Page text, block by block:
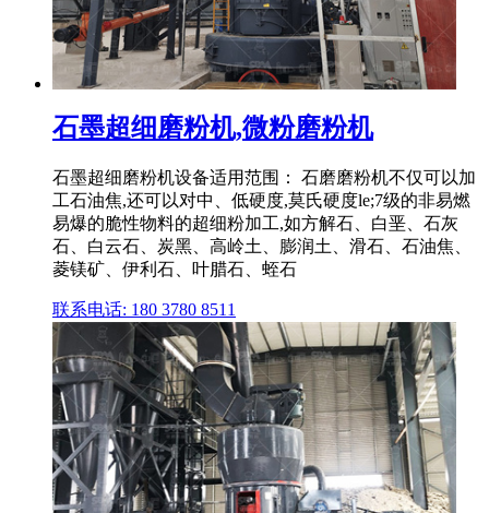
石墨超细磨粉机,微粉磨粉机
石墨超细磨粉机设备适用范围： 石磨磨粉机不仅可以加
工石油焦,还可以对中、低硬度,莫氏硬度le;7级的非易燃
易爆的脆性物料的超细粉加工,如方解石、白垩、石灰
石、白云石、炭黑、高岭土、膨润土、滑石、石油焦、
菱镁矿、伊利石、叶腊石、蛭石
联系电话: 180 3780 8511